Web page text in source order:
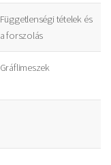
Függetlenségi tételek és
a forszolás
Gráflimeszek